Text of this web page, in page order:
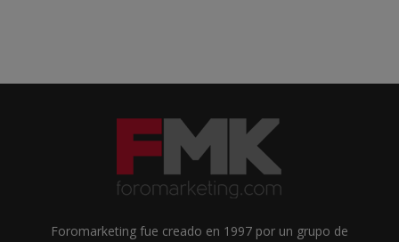
Foromarketing fue creado en 1997 por un grupo de